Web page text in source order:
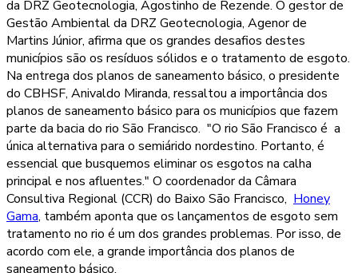
da DRZ Geotecnologia, Agostinho de Rezende. O gestor de
Gestão Ambiental da DRZ Geotecnologia, Agenor de
Martins Júnior, afirma que os grandes desafios destes
municípios são os resíduos sólidos e o tratamento de esgoto.
Na entrega dos planos de saneamento básico, o presidente
do CBHSF, Anivaldo Miranda, ressaltou a importância dos
planos de saneamento básico para os municípios que fazem
parte da bacia do rio São Francisco. "O rio São Francisco é a
única alternativa para o semiárido nordestino. Portanto, é
essencial que busquemos eliminar os esgotos na calha
principal e nos afluentes." O coordenador da Câmara
Consultiva Regional (CCR) do Baixo São Francisco, Honey
Gama, também aponta que os lançamentos de esgoto sem
tratamento no rio é um dos grandes problemas. Por isso, de
acordo com ele, a grande importância dos planos de
saneamento básico.